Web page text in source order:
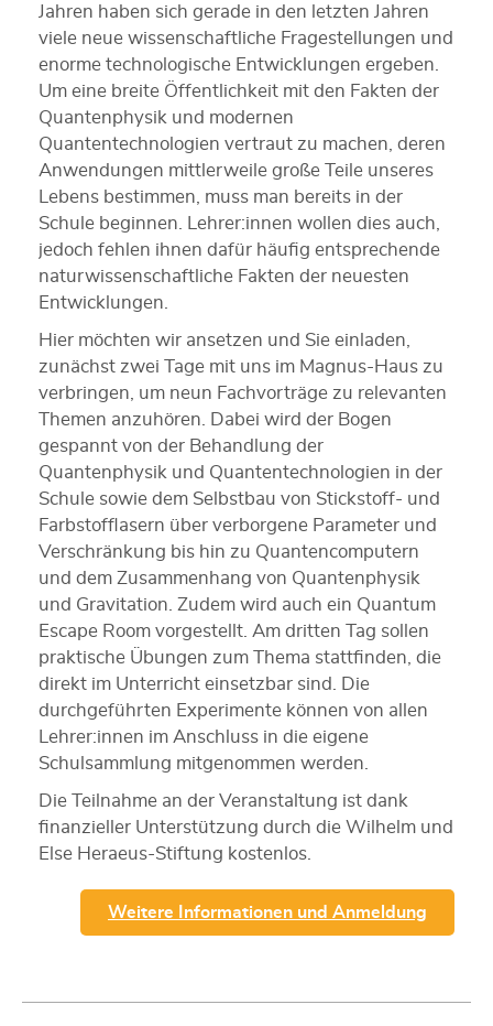
Jahren haben sich gerade in den letzten Jahren
viele neue wissenschaftliche Fragestellungen und
enorme technologische Entwicklungen ergeben.
Um eine breite Öffentlichkeit mit den Fakten der
Quantenphysik und modernen
Quantentechnologien vertraut zu machen, deren
Anwendungen mittlerweile große Teile unseres
Lebens bestimmen, muss man bereits in der
Schule beginnen. Lehrer:innen wollen dies auch,
jedoch fehlen ihnen dafür häufig entsprechende
naturwissenschaftliche Fakten der neuesten
Entwicklungen.
Hier möchten wir ansetzen und Sie einladen,
zunächst zwei Tage mit uns im Magnus-Haus zu
verbringen, um neun Fachvorträge zu relevanten
Themen anzuhören. Dabei wird der Bogen
gespannt von der Behandlung der
Quantenphysik und Quantentechnologien in der
Schule sowie dem Selbstbau von Stickstoff- und
Farbstofflasern über verborgene Parameter und
Verschränkung bis hin zu Quantencomputern
und dem Zusammenhang von Quantenphysik
und Gravitation. Zudem wird auch ein Quantum
Escape Room vorgestellt. Am dritten Tag sollen
praktische Übungen zum Thema stattfinden, die
direkt im Unterricht einsetzbar sind. Die
durchgeführten Experimente können von allen
Lehrer:innen im Anschluss in die eigene
Schulsammlung mitgenommen werden.
Die Teilnahme an der Veranstaltung ist dank
finanzieller Unterstützung durch die Wilhelm und
Else Heraeus-Stiftung kostenlos.
Weitere Informationen und Anmeldung